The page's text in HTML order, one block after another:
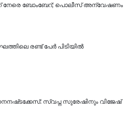
നേരെ ബോംബേറ്; പൊലീസ് അന്വേഷണം
രണ്ട് പേര്‍ പിടിയിൽ
സ്വപ്ന സുരേഷിനും വിജേഷ്‌